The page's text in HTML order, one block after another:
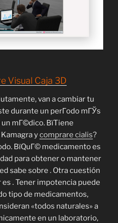
Visual Caja 3D
van a cambiar tu
durante un perГ­odo mГЎs
mГ©dico. ВїTiene
ycomprare cialis?
ВїQuГ© medicamento es
para obtener o mantener
sabe sobre . Otra cuestión
. Tener impotencia puede
tipo de medicamentos,
«todos naturales» a
en un laboratorio,